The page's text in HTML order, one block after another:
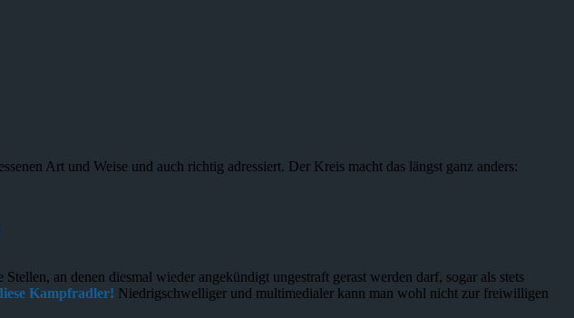
Art und Weise und auch richtig adressiert. Der Kreis macht das längst ganz anders:
an denen diesmal wieder angekündigt ungestraft gerast werden darf, sogar als stets
Kampfradler! Niedrigschwelliger und multimedialer kann man wohl nicht zur freiwilligen